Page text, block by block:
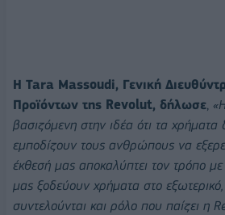
Η Tara Massoudi, Γενική
Προϊόντων της Revolut, δήλωσε,
βασιζόμενη στην ιδέα ότι τα χρήματα
εμποδίζουν τους ανθρώπους να
έκθεσή μας αποκαλύπτει τον τρόπο με
μας ξοδεύουν χρήματα στο
συντελούνται και ρόλο που παίζει η